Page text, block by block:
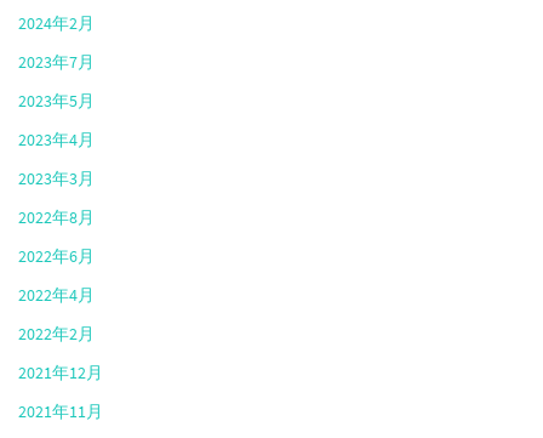
2024年2月
2023年7月
2023年5月
2023年4月
2023年3月
2022年8月
2022年6月
2022年4月
2022年2月
2021年12月
2021年11月